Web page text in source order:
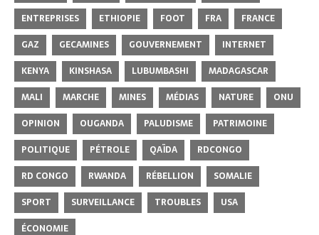
ENTREPRISES
ETHIOPIE FOOT FRA
FRANCE
GAZ
GECAMINES GOUVERNEMENT
INTERNET
KENYA
KINSHASA LUBUMBASHI
MADAGASCAR
MALI
MARCHE MINES MÉDIAS NATURE
ONU
OPINION
OUGANDA PALUDISME
PATRIMOINE
POLITIQUE
PÉTROLE QAÏDA
RDCONGO
RD CONGO
RWANDA RÉBELLION
SOMALIE
SPORT
SURVEILLANCE TROUBLES
USA
ÉCONOMIE